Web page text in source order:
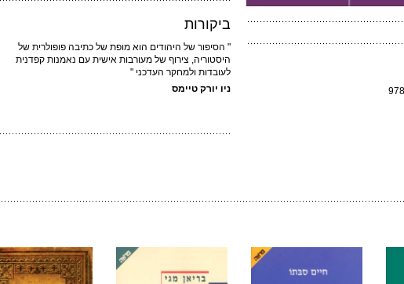
ביקורות
" הסיפור של היהודים הוא מופת של כתיבה פופולרית של
היסטוריה, צירוף של מעורבות אישית עם נאמנות קפדנית
לעובדות ולמחקר העדכני "
ניו יורק טיימס